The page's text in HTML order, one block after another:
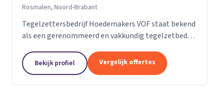
Rosmalen, Noord-Brabant
Tegelzettersbedrijf Hoedemakers VOF staat bekend
als een gerenommeerd en vakkundig tegelzetbedrijf
vloertegels en diverse soorten natuursteen. Grotere
of...
Bekijk profiel Vergelijk offertes